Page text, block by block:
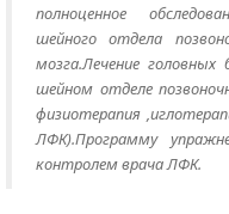
полноценное
шейного отдела
мозга.Лечение
шейном отделе
физиотерапия
ЛФК).Программу
контролем врача ЛФК.